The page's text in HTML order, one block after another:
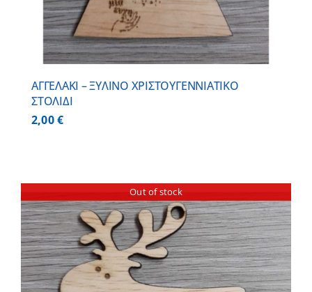
ΑΓΓΕΛΑΚΙ – ΞΥΛΙΝO ΧΡΙΣΤΟΥΓΕΝΝΙΑΤΙΚO
ΣΤΟΛΙΔΙ
2,00€
Out of stock